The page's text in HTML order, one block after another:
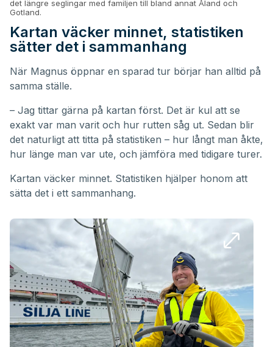
det längre seglingar med familjen till bland annat Åland och
Gotland.
Kartan väcker minnet, statistiken
sätter det i sammanhang
När Magnus öppnar en sparad tur börjar han alltid på
samma ställe.
– Jag tittar gärna på kartan först. Det är kul att se
exakt var man varit och hur rutten såg ut. Sedan blir
det naturligt att titta på statistiken – hur långt man åkte,
hur länge man var ute, och jämföra med tidigare turer.
Kartan väcker minnet. Statistiken hjälper honom att
sätta det i ett sammanhang.